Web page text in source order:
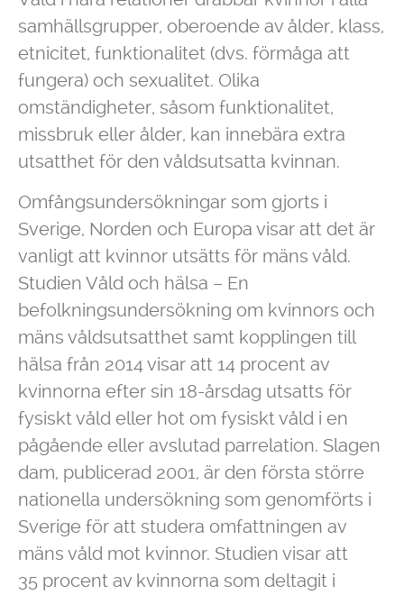
samhällsgrupper, oberoende av ålder, klass,
etnicitet, funktionalitet (dvs. förmåga att
fungera) och sexualitet. Olika
omständigheter, såsom funktionalitet,
missbruk eller ålder, kan innebära extra
utsatthet för den våldsutsatta kvinnan.
Omfångsundersökningar som gjorts i
Sverige, Norden och Europa visar att det är
vanligt att kvinnor utsätts för mäns våld.
Studien Våld och hälsa – En
befolkningsundersökning om kvinnors och
mäns våldsutsatthet samt kopplingen till
hälsa från 2014 visar att 14 procent av
kvinnorna efter sin 18-årsdag utsatts för
fysiskt våld eller hot om fysiskt våld i en
pågående eller avslutad parrelation. Slagen
dam, publicerad 2001, är den första större
nationella undersökning som genomförts i
Sverige för att studera omfattningen av
mäns våld mot kvinnor. Studien visar att
35 procent av kvinnorna som deltagit i